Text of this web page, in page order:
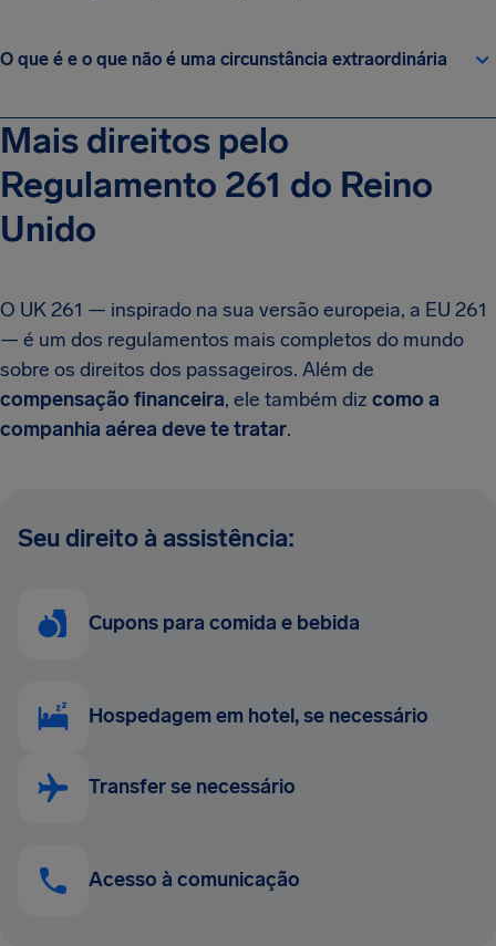
O que é e o que não é uma circunstância extraordinária
Mais direitos pelo
Regulamento 261 do Reino
Unido
O UK 261 — inspirado na sua versão europeia, a EU 261
— é um dos regulamentos mais completos do mundo
sobre os direitos dos passageiros. Além de
compensação financeira, ele também diz como a
companhia aérea deve te tratar.
Seu direito à assistência:
Cupons para comida e bebida
Hospedagem em hotel, se necessário
Transfer se necessário
Acesso à comunicação